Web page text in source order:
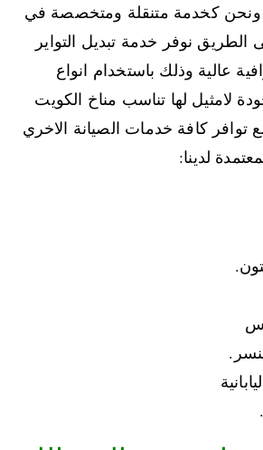
ونحن كخدمة متنقلة ومتخصصة في
الطريق نوفر خدمة تبديل التواير
عالية وذلك باستخدام انواع
لامثيل لها تناسب مناخ الكويت
توافر كافة خدمات الصيانة الاخري
لدينا: